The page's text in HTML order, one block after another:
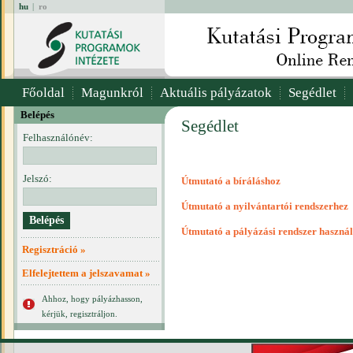
hu | ro
Főoldal Magunkról Aktuális pályázatok Segédlet
Belépés
Felhasználónév:
Jelszó:
Regisztráció »
Elfelejtettem a jelszavamat »
Ahhoz, hogy pályázhasson,
kérjük, regisztráljon.
Segédlet
Útmutató a bíráláshoz
Útmutató a nyilvántartói rendszerhez
Útmutató a pályázási rendszer